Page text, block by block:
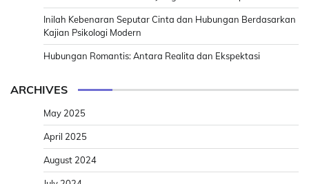
Inilah Kebenaran Seputar Cinta dan Hubungan Berdasarkan
Kajian Psikologi Modern
Hubungan Romantis: Antara Realita dan Ekspektasi
ARCHIVES
May 2025
April 2025
August 2024